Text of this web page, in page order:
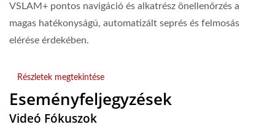
VSLAM+ pontos navigáció és alkatrész önellenőrzés a
magas hatékonyságú, automatizált seprés és felmosás
elérése érdekében.
Részletek megtekintése
Eseményfeljegyzések
Videó Fókuszok